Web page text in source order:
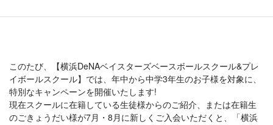
このたび、【横浜DeNAベイスターズベースボールスクール&プレ
イボールスクール】では、年中から中学3年生のお子様を対象に、
特別なキャンペーンを開催いたします!
現在スクールに在籍している生徒様からのご紹介、または在籍生
のごきょうだい様が7月・8月に新しくご入会いただくと、「横浜